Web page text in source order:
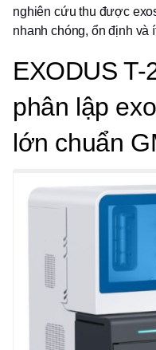
nghiên cứu thu được
nhanh chóng, ổn định và
EXODUS
phân lập
lớn chuẩn